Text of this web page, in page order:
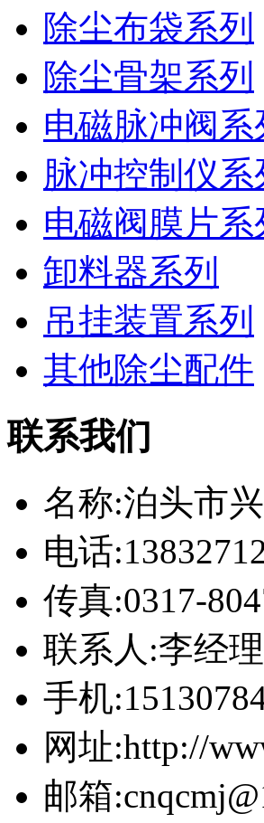
除尘布袋系列
除尘骨架系列
电磁脉冲阀系
脉冲控制仪系
电磁阀膜片系
卸料器系列
吊挂装置系列
其他除尘配件
联系我们
名称:泊头市
电话
传真:0317-
联系人:李经理
手机
网址:http://
邮箱